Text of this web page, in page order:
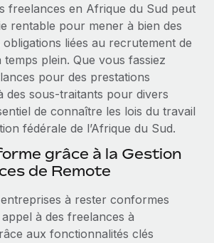
experts
d’experts sur les RH à
la conformité
de présélection des
d’avance sur les risques en
vos équipements informatiques
nous vos opportunités de partenariat
Bientôt disponible
et automatisations assistées par
salaires et les talents
freelances en Afrique du Sud peut
rentable pour mener à bien des
liées au recrutement de
plein. Que vous fassiez
pour des prestations
des sous-traitants pour divers
de connaître les lois du travail
fédérale de l’Afrique du Sud.
grâce à la Gestion
de Remote
à rester conformes
à des freelances à
aux fonctionnalités clés